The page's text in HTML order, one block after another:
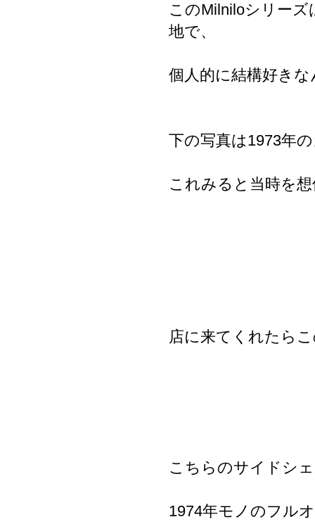
このMilniloシリー
地で、
個人的に結構好き
下の写真は1973年
これみると当時を
店に来てくれたら
こちらのサイドシ
1974年モノのフル